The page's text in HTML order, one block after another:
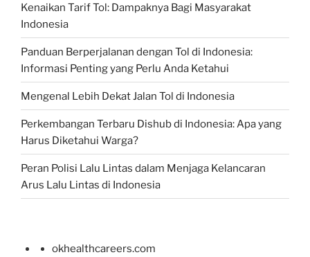
Kenaikan Tarif Tol: Dampaknya Bagi Masyarakat
Indonesia
Panduan Berperjalanan dengan Tol di Indonesia:
Informasi Penting yang Perlu Anda Ketahui
Mengenal Lebih Dekat Jalan Tol di Indonesia
Perkembangan Terbaru Dishub di Indonesia: Apa yang
Harus Diketahui Warga?
Peran Polisi Lalu Lintas dalam Menjaga Kelancaran
Arus Lalu Lintas di Indonesia
okhealthcareers.com